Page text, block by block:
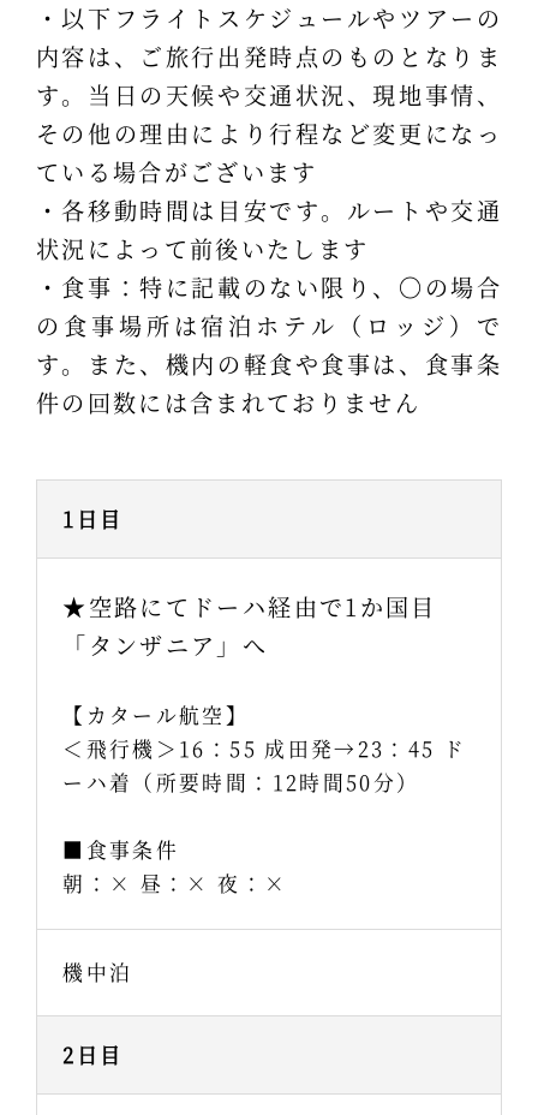
・以下フライトスケジュールやツアーの
内容は、ご旅行出発時点のものとなりま
す。当日の天候や交通状況、現地事情、
その他の理由により行程など変更になっ
ている場合がございます
・各移動時間は目安です。ルートや交通
状況によって前後いたします
・食事：特に記載のない限り、〇の場合
の食事場所は宿泊ホテル（ロッジ）で
す。また、機内の軽食や食事は、食事条
件の回数には含まれておりません
1日目
★空路にてドーハ経由で1か国目
「タンザニア」へ
【カタール航空】
＜飛行機＞16：55 成田発→23：45 ド
ーハ着（所要時間：12時間50分）
■食事条件
朝：× 昼：× 夜：×
機中泊
2日目